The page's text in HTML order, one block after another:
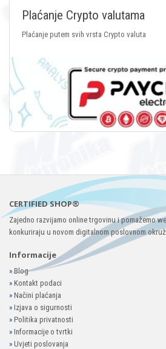
Plaćanje Crypto valutama
Plaćanje putem svih vrsta Crypto valuta
CERTIFIED SHOP®
Zajedno razvijamo online trgovinu i pomažemo
konkuriraju u novom digitalnom poslovnom
Informacije
»Blog
» Kontakt podaci
» Načini plaćanja
» Izjava o sigurnosti
» Politika privatnosti
» Informacije o tvrtki
» Uvjeti poslovanja